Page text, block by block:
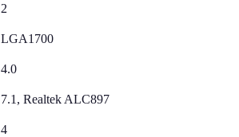
2
LGA1700
4.0
7.1, Realtek ALC897
4